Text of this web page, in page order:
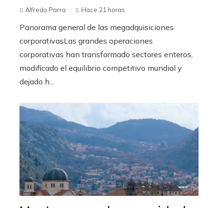
Alfredo Parra Hace 21 horas
Panorama general de las megadquisiciones
corporativasLas grandes operaciones
corporativas han transformado sectores enteros,
modificado el equilibrio competitivo mundial y
dejado h...